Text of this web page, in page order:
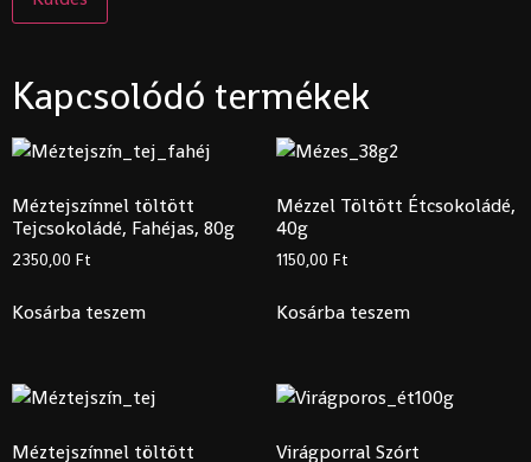
Kapcsolódó termékek
Méztejszínnel töltött
Tejcsokoládé, Fahéjas, 80g
2350,00 Ft
Kosárba teszem
Mézzel Töltött Étcsokoládé,
40g
1150,00 Ft
Kosárba teszem
Méztejszínnel töltött Virágporral Szórt